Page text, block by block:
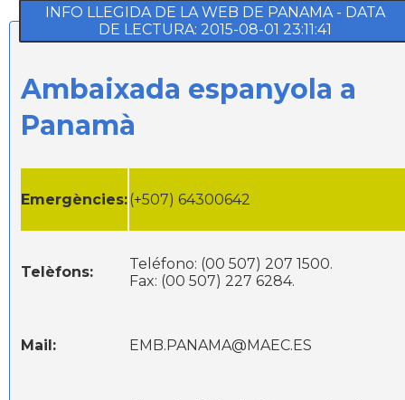
INFO LLEGIDA DE LA WEB DE PANAMA - DATA
DE LECTURA: 2015-08-01 23:11:41
Ambaixada espanyola a
Panamà
Emergències: (+507) 64300642
Telèfons:
Teléfono: (00 507) 207 1500.
Fax: (00 507) 227 6284.
Mail: EMB.PANAMA@MAEC.ES